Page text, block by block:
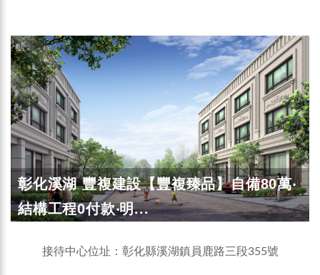
彰化溪湖 豐複建設【豐複臻品】自備80萬‧
結構工程0付款‧明...
接待中心位址：彰化縣溪湖鎮員鹿路三段355號